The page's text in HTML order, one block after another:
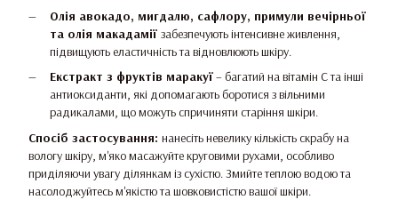
Олія авокадо, мигдалю, сафлору, примули вечірньої
та олія макадамії забезпечують інтенсивне живлення,
підвищують еластичність та відновлюють шкіру.
Екстракт з фруктів маракуї– багатий на вітамін C та інші
антиоксиданти, які допомагають боротися з вільними
радикалами, що можуть спричиняти старіння шкіри.
Спосіб застосування: нанесіть невелику кількість скрабу на
вологу шкіру, м'яко масажуйте круговими рухами, особливо
приділяючи увагу ділянкам із сухістю. Змийте теплою водою та
насолоджуйтесь м'якістю та шовковистістю вашої шкіри.